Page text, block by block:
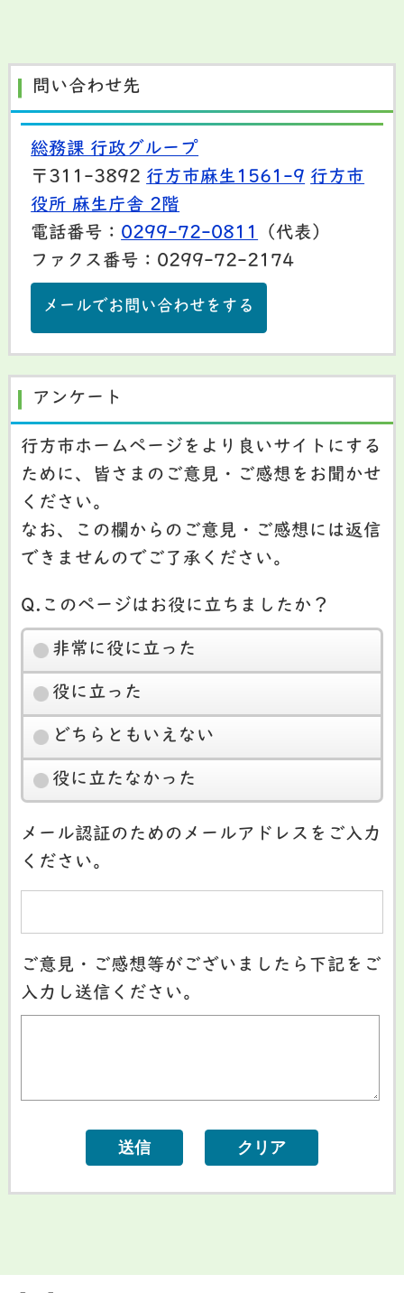
問い合わせ先
総務課 行政グループ
〒311-3892 行方市麻生1561-9 行方市
役所 麻生庁舎 2階
電話番号： 0299-72-0811
（代表）
ファクス番号：0299-72-2174
メールでお問い合わせをする
アンケート
行方市ホームページをより良いサイトにする
ために、皆さまのご意見・ご感想をお聞かせ
ください。
なお、この欄からのご意見・ご感想には返信
できませんのでご了承ください。
Q.このページはお役に立ちましたか？
非常に役に立った
役に立った
どちらともいえない
役に立たなかった
メール認証のためのメールアドレスをご入力
ください。
ご意見・ご感想等がございましたら下記をご
入力し送信ください。